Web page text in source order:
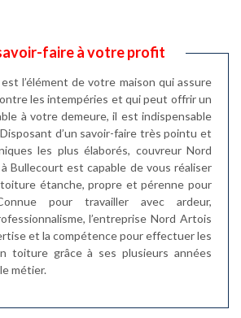
faire à votre profit
l’élément de votre maison qui assure
les intempéries et qui peut offrir un
à votre demeure, il est indispensable
d’un savoir-faire très pointu et
les plus élaborés, couvreur Nord
Bullecourt est capable de vous réaliser
étanche, propre et pérenne pour
pour travailler avec ardeur,
l’entreprise Nord Artois
et la compétence pour effectuer les
toiture grâce à ses plusieurs années
métier.